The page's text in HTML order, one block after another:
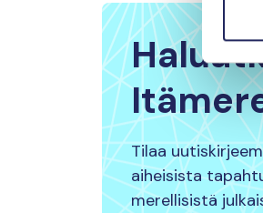
Tilaa
aiheisista
merellisistä